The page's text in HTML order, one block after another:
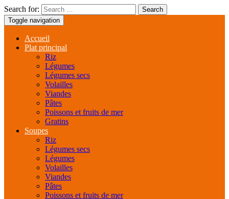
Search for:
Toggle navigation
Accueil
Plat principal
Riz
Légumes
Légumes secs
Volailles
Viandes
Pâtes
Poissons et fruits de mer
Gratins
Soupes
Riz
Légumes secs
Légumes
Volailles
Viandes
Pâtes
Poissons et fruits de mer